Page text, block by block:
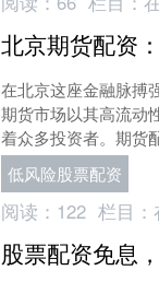
在北京这座金融脉搏
期货市场以其高流动
着众多投资者。期货
大交易资金的工具，
既能撬动可观的收益
低风险股票配资
阅读： 122 栏目：